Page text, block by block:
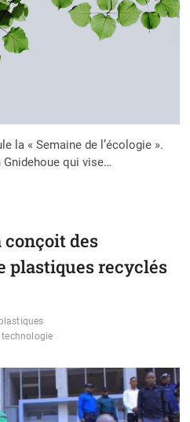
la « Semaine de l’écologie ».
qui vise…
conçoit des
plastiques recyclés
plastiques
technologie